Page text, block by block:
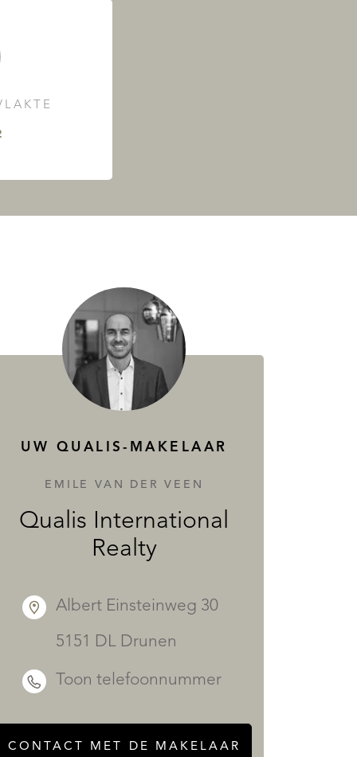
UW QUALIS-MAKELAAR
EMILE VAN DER VEEN
Qualis International
Realty
Albert Einsteinweg 30
5151 DL Drunen
Toon telefoonnummer
CONTACT MET DE MAKELAAR
DIENSTEN